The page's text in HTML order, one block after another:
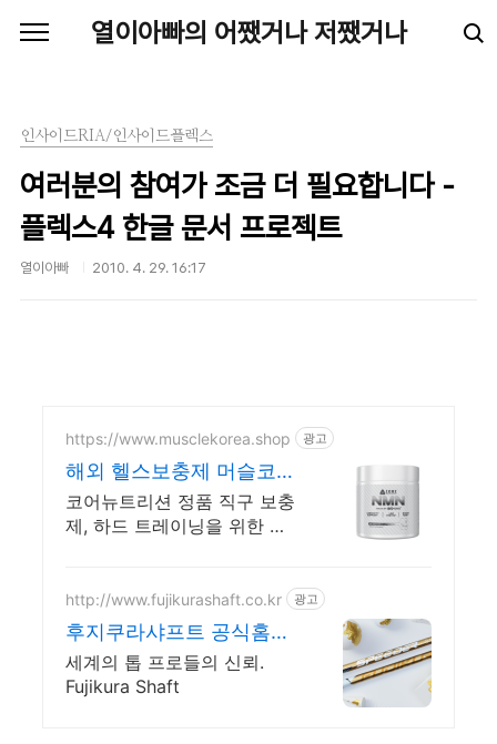
열이아빠의 어쨌거나 저쨌거나
인사이드RIA/인사이드플렉스
여러분의 참여가 조금 더 필요합니다 -
플렉스4 한글 문서 프로젝트
열이아빠 2010. 4. 29. 16:17
https://www.musclekorea.shop 광고
해외 헬스보충제 머슬코리
아
코어뉴트리션 정품 직구 보충
제, 하드 트레이닝을 위한 효
http://www.fujikurashaft.co.kr 광고
후지쿠라샤프트 공식홈페
이지
세계의 톱 프로들의 신뢰.
Fujikura Shaft